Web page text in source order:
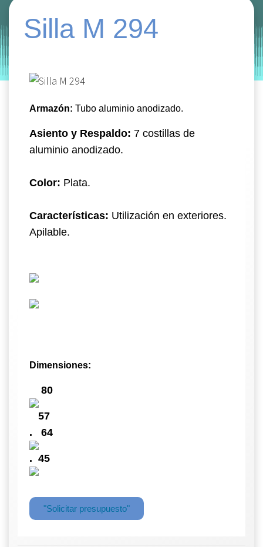
by Entorno | on enero 13, 2020
Silla M 294
Armazón: Tubo aluminio anodizado.
Asiento y Respaldo: 7 costillas de
aluminio anodizado.
Color: Plata.
Características: Utilización en exteriores.
Apilable.
Dimensiones:
80
57
. 64
. 45
"Solicitar presupuesto"